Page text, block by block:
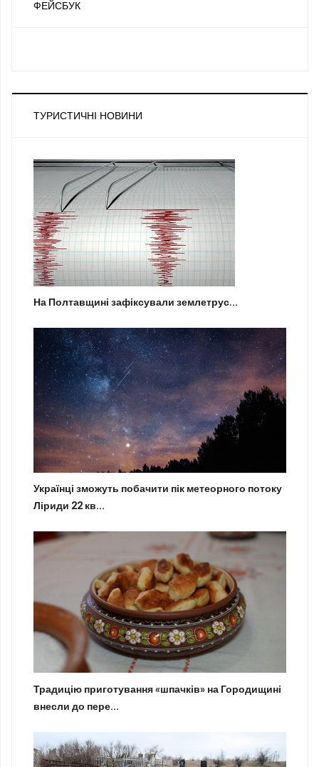
ФЕЙСБУК
ТУРИСТИЧНІ НОВИНИ
На Полтавщині зафіксували землетрус...
Українці зможуть побачити пік метеорного потоку
Ліриди 22 кв...
Традицію приготування «шпачків» на Городищині
внесли до пере...